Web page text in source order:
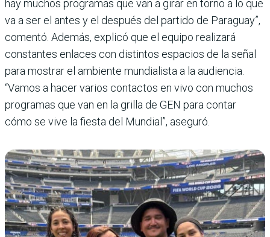
hay muchos programas que van a girar en torno a lo que
va a ser el antes y el después del partido de Paraguay”,
comentó. Además, explicó que el equipo realizará
constantes enlaces con distin­tos espacios de la señal
para mostrar el ambiente mundia­lista a la audiencia.
“Vamos a hacer varios contactos en vivo con muchos
programas que van en la grilla de GEN para contar
cómo se vive la fiesta del Mundial”, aseguró.